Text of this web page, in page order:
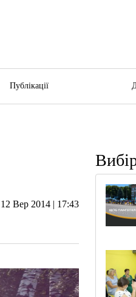
Публікації
12 Вер 2014 | 17:43